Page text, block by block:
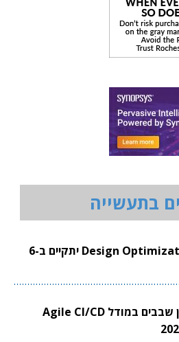
בתעשייה
וובינר סינופסיס ל-Design Optimization יתקיים ב-6
וובינר סינופסיס לתכנון שבבים במודל Agile CI/CD